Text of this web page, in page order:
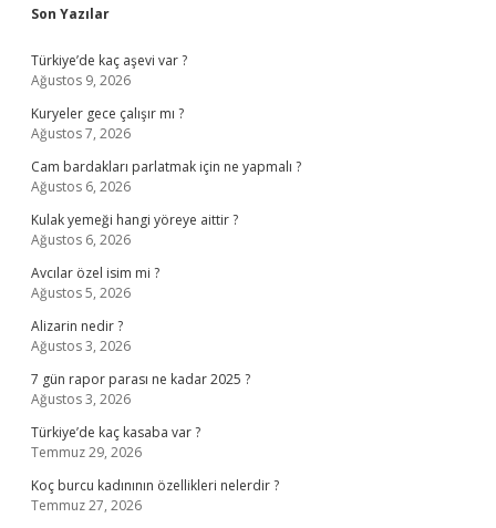
Sidebar
Son Yazılar
Türkiye’de kaç aşevi var ?
Ağustos 9, 2026
Kuryeler gece çalışır mı ?
Ağustos 7, 2026
Cam bardakları parlatmak için ne yapmalı ?
Ağustos 6, 2026
Kulak yemeği hangi yöreye aittir ?
Ağustos 6, 2026
Avcılar özel isim mi ?
Ağustos 5, 2026
Alizarin nedir ?
Ağustos 3, 2026
7 gün rapor parası ne kadar 2025 ?
Ağustos 3, 2026
Türkiye’de kaç kasaba var ?
Temmuz 29, 2026
Koç burcu kadınının özellikleri nelerdir ?
Temmuz 27, 2026